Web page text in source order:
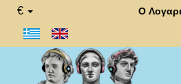
€ Ο